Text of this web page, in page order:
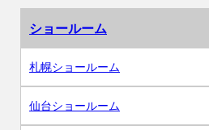
ショールーム
札幌ショールーム
仙台ショールーム